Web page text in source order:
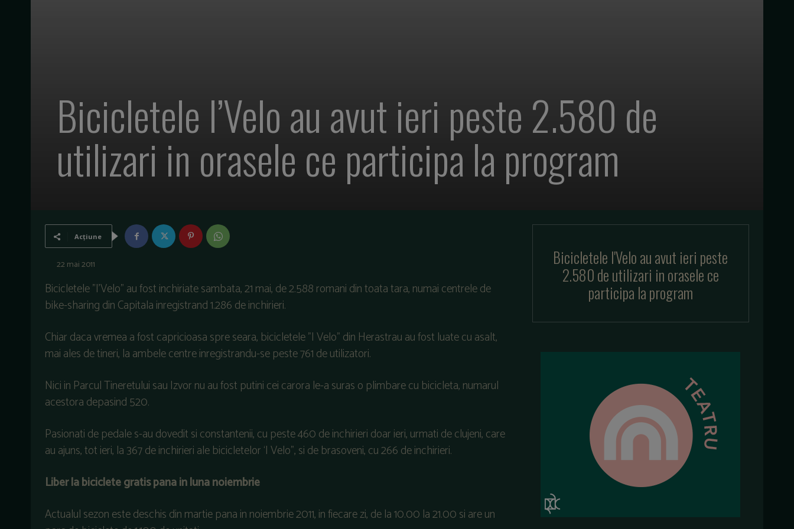
Bicicletele I’Velo au avut ieri peste 2.580 de
utilizari in orasele ce participa la program
Acțiune
22 mai 2011
Bicicletele ”I’Velo” au fost inchiriate sambata, 21 mai, de 2.588 romani din toata tara, numai centrele de
bike-sharing din Capitala inregistrand 1.286 de inchirieri.
Chiar daca vremea a fost capricioasa spre seara, bicicletele "I Velo" din Herastrau au fost luate cu asalt,
mai ales de tineri, la ambele centre inregistrandu-se peste 761 de utilizatori.
Nici in Parcul Tineretului sau Izvor nu au fost putini cei carora le-a suras o plimbare cu bicicleta, numarul
acestora depasind 520.
Pasionati de pedale s-au dovedit si constantenii, cu peste 460 de inchirieri doar ieri, urmati de clujeni, care
au ajuns, tot ieri, la 367 de inchirieri ale bicicletelor ‘I Velo”, si de brasoveni, cu 266 de inchirieri.
Liber la biciclete gratis pana in luna noiembrie
Actualul sezon este deschis din martie pana in noiembrie 2011, in fiecare zi, de la 10.00 la 21.00 si are un
Bicicletele I'Velo au avut ieri peste
2.580 de utilizari in orasele ce
participa la program